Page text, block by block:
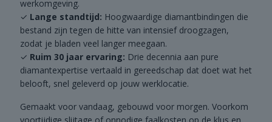
werkomgeving.
Lange standtijd: Hoogwaardige diamantbindingen die
bestand zijn tegen de hitte van intensief droogzagen,
zodat je bladen veel langer meegaan.
Ruim 30 jaar ervaring: Drie decennia aan pure
diamantexpertise vertaald in gereedschap dat doet wat het
belooft, snel geleverd op jouw werklocatie.
Gemaakt voor vandaag, gebouwd voor morgen. Voorkom